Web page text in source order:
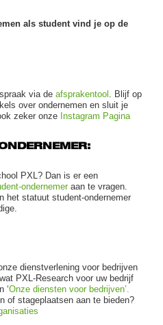
als student vind je op de
via deafsprakentool . Blijf op
over ondernemen en sluit je
zeker onze Instagram Pagina
PXL? Dan is er een
ondernemeraan te vragen.
het statuut student-ondernemer
dienstverlening voor bedrijven
PXL-Research voor uw bedrijf
‘Onze diensten voor bedrijven’.
of stageplaatsen aan te bieden?